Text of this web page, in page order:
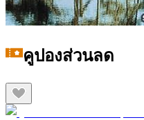
คูปองส่วนลด